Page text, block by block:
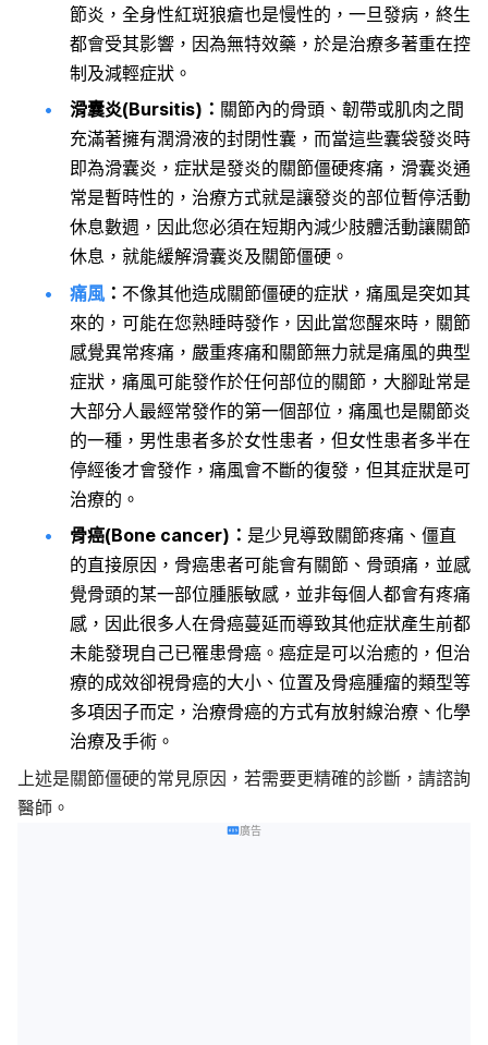
節炎，全身性紅斑狼瘡也是慢性的，一旦發病，終生
都會受其影響，因為無特效藥，於是治療多著重在控
制及減輕症狀。
滑囊炎(Bursitis)： 關節內的骨頭、韌帶或肌肉之間
充滿著擁有潤滑液的封閉性囊，而當這些囊袋發炎時
即為滑囊炎，症狀是發炎的關節僵硬疼痛，滑囊炎通
常是暫時性的，治療方式就是讓發炎的部位暫停活動
休息數週，因此您必須在短期內減少肢體活動讓關節
休息，就能緩解滑囊炎及關節僵硬。
痛風 ： 不像其他造成關節僵硬的症狀，痛風是突如其
來的，可能在您熟睡時發作，因此當您醒來時，關節
感覺異常疼痛，嚴重疼痛和關節無力就是痛風的典型
症狀，痛風可能發作於任何部位的關節，大腳趾常是
大部分人最經常發作的第一個部位，痛風也是關節炎
的一種，男性患者多於女性患者，但女性患者多半在
停經後才會發作，痛風會不斷的復發，但其症狀是可
治療的。
骨癌(Bone cancer)： 是少見導致關節疼痛、僵直
的直接原因，骨癌患者可能會有關節、骨頭痛，並感
覺骨頭的某一部位腫脹敏感，並非每個人都會有疼痛
感，因此很多人在骨癌蔓延而導致其他症狀產生前都
未能發現自己已罹患骨癌。癌症是可以治癒的，但治
療的成效卻視骨癌的大小、位置及骨癌腫瘤的類型等
多項因子而定，治療骨癌的方式有放射線治療、化學
治療及手術。
上述是關節僵硬的常見原因，若需要更精確的診斷，請諮詢
醫師。
廣告